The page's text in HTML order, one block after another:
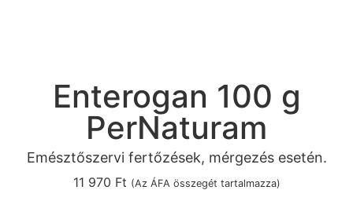
Enterogan 100 g
PerNaturam
Emésztőszervi fertőzések, mérgezés esetén.
11 970 Ft (Az ÁFA összegét tartalmazza)